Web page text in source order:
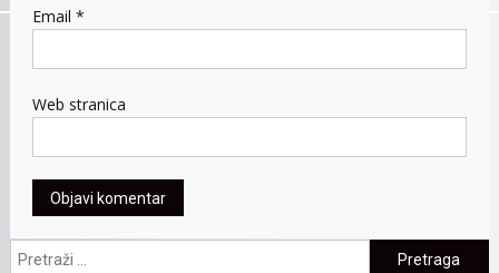
Email *
Web stranica
Pretraga: